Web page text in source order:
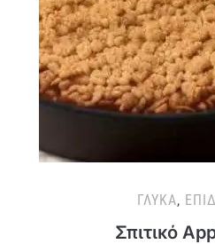
ΓΛΥΚΆ,
Σπιτικό